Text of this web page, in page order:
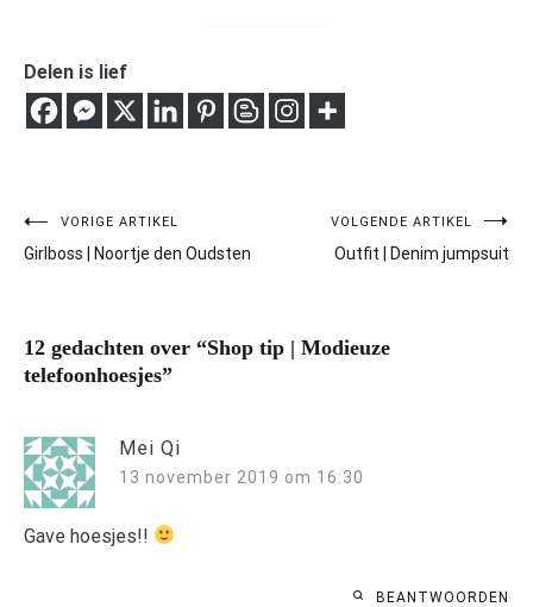
Delen is lief
Bericht
VORIGE ARTIKEL
Girlboss | Noortje den Oudsten
VOLGENDE ARTIKEL
Outfit | Denim jumpsuit
12 gedachten over “Shop tip | Modieuze
telefoonhoesjes”
Mei Qi
13 november 2019 om 16:30
Gave hoesjes!!
BEANTWOORDEN